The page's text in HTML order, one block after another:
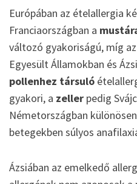
Európában az ételallergia
Franciaországban a
változó gyakoriságú, míg
Egyesült Államokban és
pollenhez társuló
gyakori, a zeller pedig
Németországban
betegekben súlyos
Ázsiában az emelkedő